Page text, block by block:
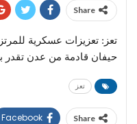
Share
تعز: تعزيزات عسكرية
حيفان قادمة من عدن تقدر بـ28
تعز
Share
Facebook